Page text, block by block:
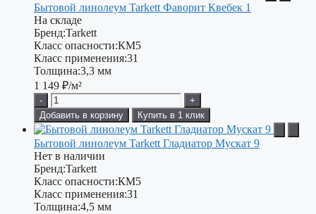
Бытовой линолеум Tarkett Фаворит Квебек 1
На складе
Бренд:Tarkett
Класс опасности:КМ5
Класс применения:31
Толщина:3,3 мм
1 149 ₽/м²
-
+
Добавить в корзину
Купить в 1 клик
Бытовой линолеум Tarkett Гладиатор Мускат 9
Нет в наличии
Бренд:Tarkett
Класс опасности:КМ5
Класс применения:31
Толщина:4,5 мм